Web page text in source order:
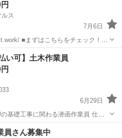
ス
7月6日
ェック！
!!） ・年間休日126日 ・土日祝休み
の他
い可】土木作業員
6月29日
礎工事に関わる潜函作業員 仕事
ける排土作業 50年以上の施工実績と
るので各地域の方からのご応募もお
木作業員
員さん募集中